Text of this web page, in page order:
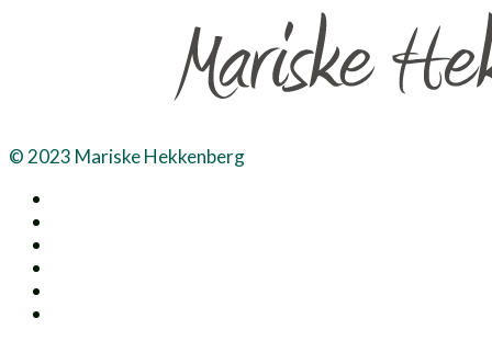
© 2023 Mariske Hekkenberg